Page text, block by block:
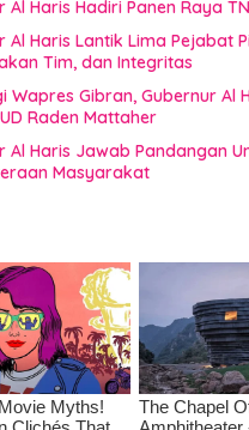
Al Haris Hadiri Panen Raya
Al Haris Lantik Lima Pejabat
Tim, dan Integritas
Wapres Gibran, Gubernur Al
Raden Mattaher
Al Haris Jawab Pandangan
Masyarakat